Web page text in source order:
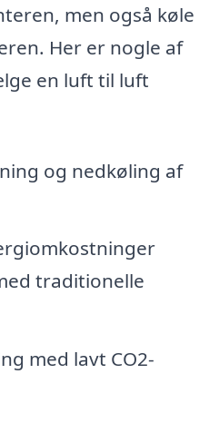
men også køle
Her er nogle af
en luft til luft
og nedkøling af
traditionelle
med lavt CO2-